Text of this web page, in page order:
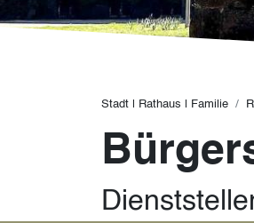
Stadt | Rathaus | Familie